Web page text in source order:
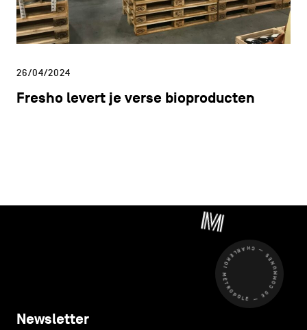
26/04/2024
Fresho levert je verse bioproducten
CHARLEROI MÉTROPOLE — 30 COMMUNES —
Newsletter